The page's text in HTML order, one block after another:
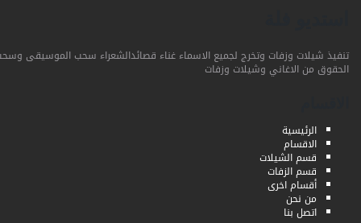
تنفيذ شيلات وزفات وتخرج لجميع الاسماء غناء قصائدالشعراء سحب الموسيقى وسحب
الحقوق من الاغاني وشيلات وزفات
الرئيسية
الاقسام
قسم الشيلات
قسم الزفات
أقسام اخرى
من نحن
اتصل بنا